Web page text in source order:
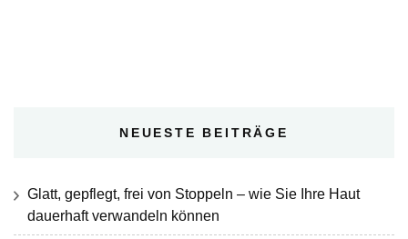
NEUESTE BEITRÄGE
Glatt, gepflegt, frei von Stoppeln – wie Sie Ihre Haut
dauerhaft verwandeln können